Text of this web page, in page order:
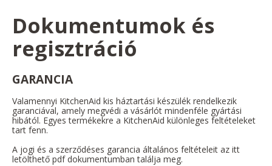
Dokumentumok és
regisztráció
GARANCIA
Valamennyi KitchenAid kis háztartási készülék rendelkezik
garanciával, amely megvédi a vásárlót mindenféle gyártási
hibától. Egyes termékekre a KitchenAid különleges feltételeket
tart fenn.
A jogi és a szerződéses garancia általános feltételeit az itt
letölthető pdf dokumentumban találja meg.